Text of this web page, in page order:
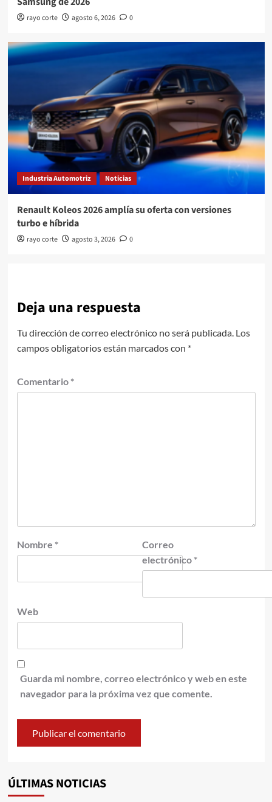
rayo corte agosto 6, 2026 0
Industria Automotriz Noticias
Renault Koleos 2026 amplía su oferta con versiones
turbo e híbrida
rayo corte agosto 3, 2026 0
Deja una respuesta
Tu dirección de correo electrónico no será publicada. Los
campos obligatorios están marcados con *
Comentario *
Nombre *
Correo
electrónico *
Web
Guarda mi nombre, correo electrónico y web en este
navegador para la próxima vez que comente.
ÚLTIMAS NOTICIAS